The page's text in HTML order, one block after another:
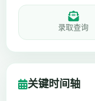
录取查询
关键时间轴